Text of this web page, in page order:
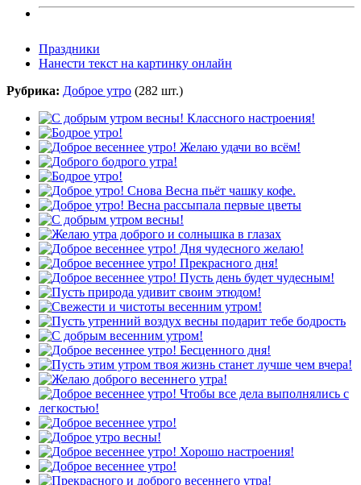
Праздники
Нанести текст на картинку онлайн
Рубрика: Доброе утро (282 шт.)